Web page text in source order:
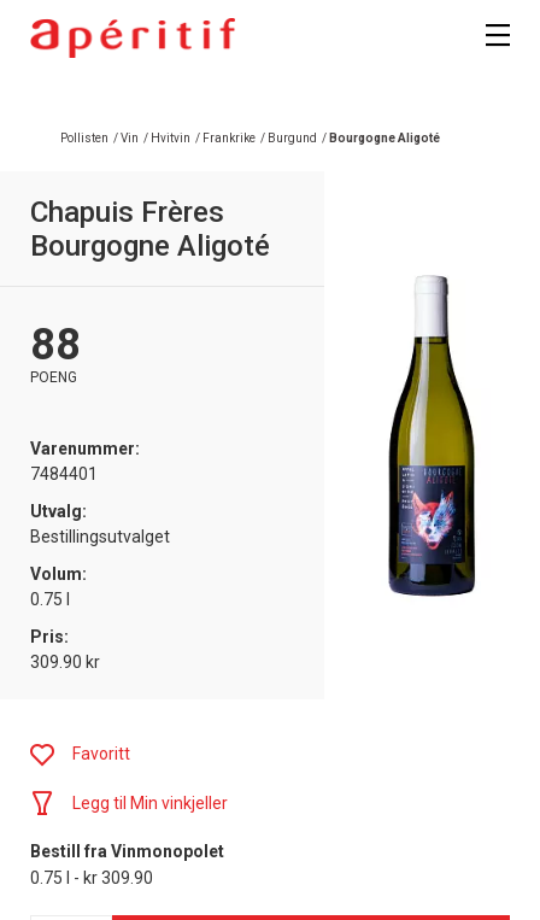
Pollisten /Vin / Hvitvin / Frankrike / Burgund / Bourgogne Aligoté
Chapuis Frères
Bourgogne Aligoté
88
POENG
Varenummer:
7484401
Utvalg:
Bestillingsutvalget
Volum:
0.75 l
Pris:
309.90 kr
Favoritt
Legg til Min vinkjeller
Bestill fra Vinmonopolet
0.75 l - kr 309.90